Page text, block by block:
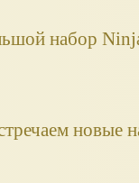
набор
новые